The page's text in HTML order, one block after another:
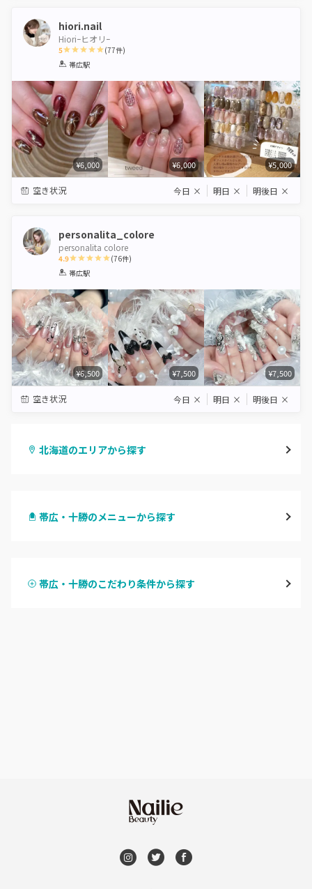
hiori.nail
Hioriｰヒオリｰ
5
1 2 3 4
(77件)
帯広駅
¥6,000 ¥6,000 ¥5,000
空き状況 今日 × 明日 × 明後日 ×
personalita_colore
personalita colore
4.9
1 2 3
(76件)
帯広駅
¥6,500 ¥7,500 ¥7,500
空き状況 今日 × 明日 × 明後日 ×
北海道のエリアから探す
北区・東区
帯広・十勝のメニューから探す
ハンドスカルプ
帯広・十勝のこだわり条件から探す